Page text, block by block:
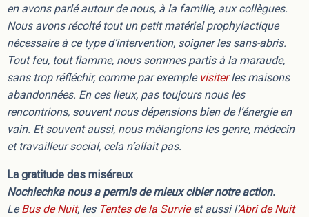
en avons parlé autour de nous, à la famille, aux collègues.
Nous avons récolté tout un petit matériel prophylactique
nécessaire à ce type d’intervention, soigner les sans-abris.
Tout feu, tout flamme, nous sommes partis à la maraude,
sans trop réfléchir, comme par exemple visiterles maisons
abandonnées. En ces lieux, pas toujours nous les
rencontrions, souvent nous dépensions bien de l’énergie en
vain. Et souvent aussi, nous mélangions les genre, médecin
et travailleur social, cela n’allait pas.
La gratitude des miséreux
Nochlechka nous a permis de mieux cibler notre action.
LeBus de Nuit, les Tentes de la Survieet aussi l’Abri de Nuit